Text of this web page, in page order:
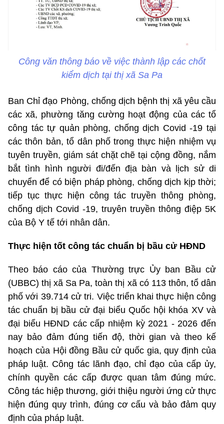
Công văn thông báo về việc thành lập các chốt
kiểm dịch tại thị xã Sa Pa
Ban Chỉ đạo Phòng, chống dịch bệnh thị xã yêu cầu
các xã, phường tăng cường hoạt động của các tổ
công tác tự quản phòng, chống dịch Covid -19 tại
các thôn bản, tổ dân phố trong thực hiện nhiệm vụ
tuyên truyền, giám sát chặt chẽ tại cộng đồng, nắm
bắt tình hình người đi/đến địa bàn và lịch sử di
chuyển để có biện pháp phòng, chống dịch kịp thời;
tiếp tục thực hiện công tác truyền thông phòng,
chống dịch Covid -19, truyên truyền thông điệp 5K
của Bộ Y tế tới nhân dân.
Thực hiện tốt công tác chuẩn bị bầu cử HĐND
Theo báo cáo của Thường trực Ủy ban Bầu cử
(UBBC) thị xã Sa Pa, toàn thị xã có 113 thôn, tổ dân
phố với 39.714 cử tri. Việc triển khai thực hiện công
tác chuẩn bị bầu cử đại biểu Quốc hội khóa XV và
đại biểu HĐND các cấp nhiệm kỳ 2021 - 2026 đến
nay bảo đảm đúng tiến độ, thời gian và theo kế
hoạch của Hội đồng Bầu cử quốc gia, quy định của
pháp luật. Công tác lãnh đạo, chỉ đạo của cấp ủy,
chính quyền các cấp được quan tâm đúng mức.
Công tác hiệp thương, giới thiệu người ứng cử thực
hiện đúng quy trình, đúng cơ cấu và bảo đảm quy
định của pháp luật.